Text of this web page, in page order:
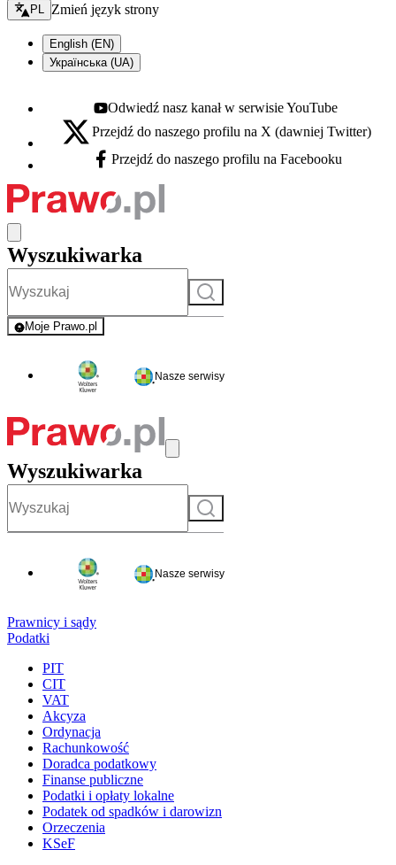
Zmień język - bieżący:
PL Zmień język strony
English (EN)
Українська (UA)
Youtube - otwiera się w nowej karcie
Odwiedź nasz kanał w serwisie YouTube
X - otwiera się w nowej karcie
Przejdź do naszego profilu na X (dawniej Twitter)
Facebook - otwiera się w nowej karcie
Przejdź do naszego profilu na Facebooku
Wyszukiwarka
Szukaj
Moje Prawo.pl
- rejestracja i logowanie do serwisu
Nasze serwisy
Wyszukiwarka
Szukaj
Nasze serwisy
Prawnicy i sądy
Podatki
PIT
CIT
VAT
Akcyza
Ordynacja
Rachunkowość
Doradca podatkowy
Finanse publiczne
Podatki i opłaty lokalne
Podatek od spadków i darowizn
Orzeczenia
KSeF